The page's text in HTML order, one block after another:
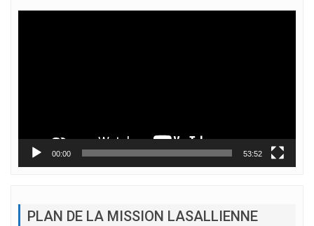
00:00 53:52
PLAN DE LA MISSION LASALLIENNE